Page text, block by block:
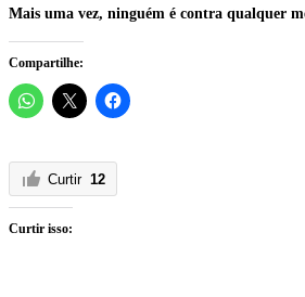
Mais uma vez, ninguém é contra qualquer
Compartilhe:
Curtir 12
Curtir isso: